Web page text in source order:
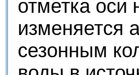
отметка оси
изменяется
сезонным